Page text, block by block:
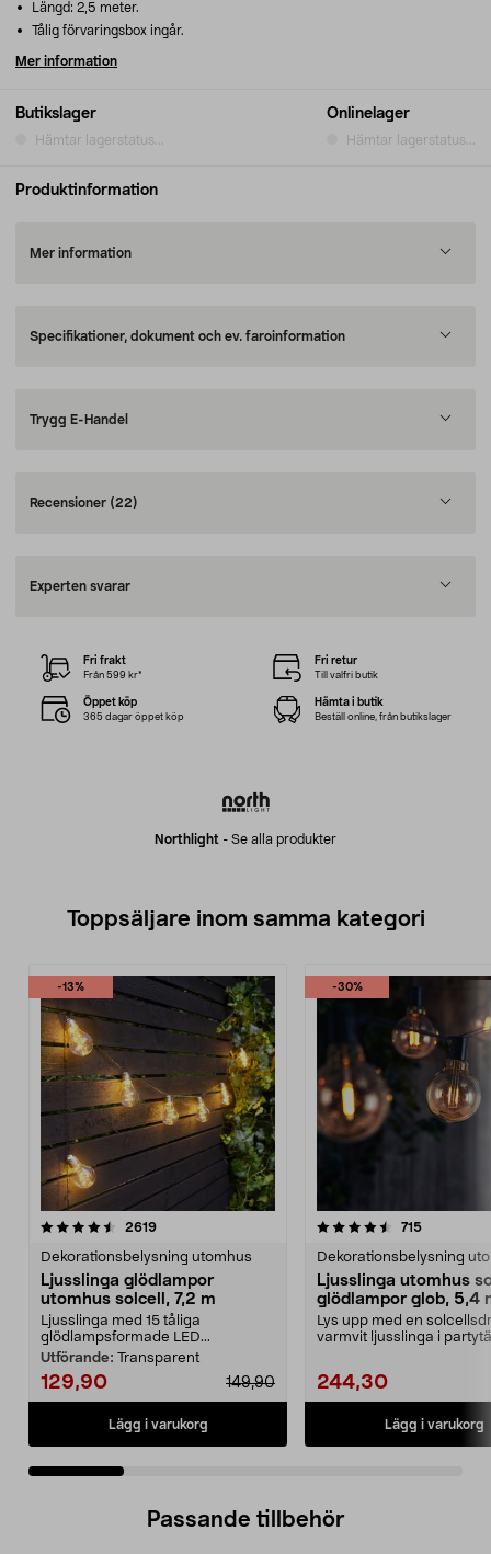
Butikslager
Hämtar lagerstatus...
Onlinelager
Hämtar lagerstatus...
Längd: 2,5 meter.
Tålig förvaringsbox ingår.
Mer information
Produktinformation
Mer information
Specifikationer, dokument och ev. faroinformation
Trygg E-Handel
Recensioner (22)
Experten svarar
Northlight - Se alla produkter
Fri frakt
Från 599 kr*
Fri retur
Till valfri butik
Öppet köp
365 dagar öppet köp
Hämta i butik
Beställ online, från butikslager
Toppsäljare inom samma kategori
-13%
2619recensioner
Dekorationsbelysning utomhus
Ljusslinga glödlampor
utomhus solcell, 7,2 m
Ljusslinga med 15 tåliga
glödlampsformade LED...
Utförande: Transparent
129,90 149,90
Lägg i varukorg
-30%
4.5 av 5 stjärnor 715
Dekorationsbelysning
Ljusslinga utomhus
glödlampor glob, 5,4
Lys upp med en
varmvit ljusslinga i
244,30
Lägg i varukorg
4.0 av 5 stjärnor
Passande tillbehör